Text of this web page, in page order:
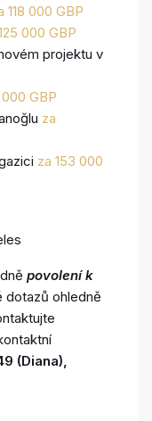
118 000 GBP
000 GBP
projektu v
GBP
za
za 153 000
povolení k
dotazů ohledně
(Diana),